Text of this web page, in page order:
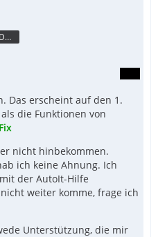
aka Rettich, ehemals DAU
Das erscheint auf den 1.
die Funktionen von
nicht hinbekommen.
ich keine Ahnung. Ich
der AutoIt-Hilfe
weiter komme, frage ich
Unterstützung, die mir